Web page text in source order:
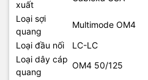
xuất
Loại sợi
quang
Multimode OM4
Loại đầu nối
LC-LC
Loại dây cáp
quang
OM4 50/125